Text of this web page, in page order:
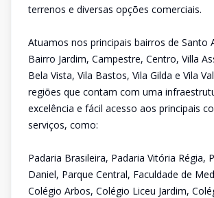
terrenos e diversas opções comerciais.
Atuamos nos principais bairros de Santo
Bairro Jardim, Campestre, Centro, Villa
Bela Vista, Vila Bastos, Vila Gilda e Vila
regiões que contam com uma
excelência e fácil acesso aos principais
serviços, como:
Padaria Brasileira, Padaria Vitória Régia,
Daniel, Parque Central, Faculdade de
Colégio Arbos, Colégio Liceu Jardim,